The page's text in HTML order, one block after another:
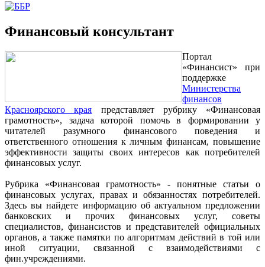
Финансовый консультант
Портал
«Финансист» при
поддержке
Министерства
финансов
Красноярского края представляет рубрику «Финансовая
грамотность», задача которой помочь в формировании у
читателей разумного финансового поведения и
ответственного отношения к личным финансам, повышение
эффективности защиты своих интересов как потребителей
финансовых услуг.
Рубрика «Финансовая грамотность» - понятные статьи о
финансовых услугах, правах и обязанностях потребителей.
Здесь вы найдете информацию об актуальном предложении
банковских и прочих финансовых услуг, советы
специалистов, финансистов и представителей официальных
органов, а также памятки по алгоритмам действий в той или
иной ситуации, связанной с взаимодействиями с
фин.учреждениями.